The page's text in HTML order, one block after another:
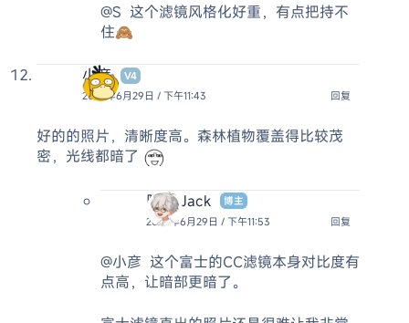
@S 这个滤镜风格化好重，有点把持不
住🙈
小彦
V4
2025年6月29日 / 下午11:43
回复
好的的照片，清晰度高。森林植物覆盖得比较茂
密，光线都暗了
阿杰 Jack
博主
2025年6月29日 / 下午11:53
回复
@小彦 这个富士的CC滤镜本身对比度有
点高，让暗部更暗了。